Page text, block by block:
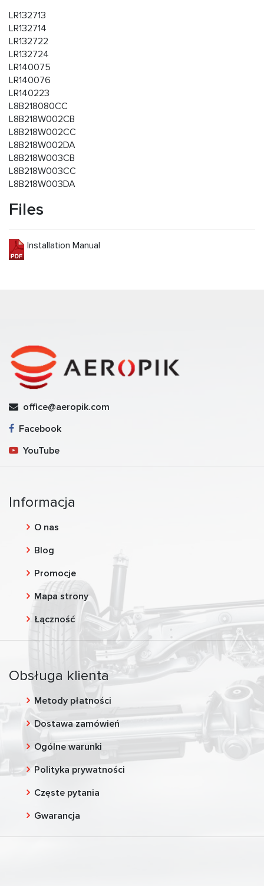
LR132713
LR132714
LR132722
LR132724
LR140075
LR140076
LR140223
L8B218080CC
L8B218W002CB
L8B218W002CC
L8B218W002DA
L8B218W003CB
L8B218W003CC
L8B218W003DA
Files
Installation Manual
office@aeropik.com
Facebook
YouTube
Informacja
O nas
Blog
Promocje
Mapa strony
Łączność
Obsługa klienta
Metody płatności
Dostawa zamówień
Ogólne warunki
Polityka prywatności
Częste pytania
Gwarancja